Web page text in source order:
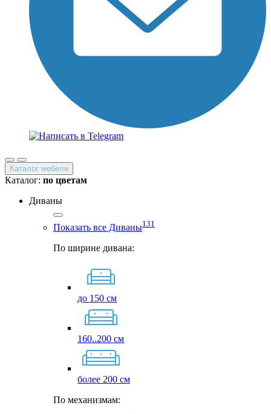
Каталог мебели
Каталог: по цветам
Диваны
Показать все Диваны131
По ширине дивана:
до 150 см
160..200 см
более 200 см
По механизмам: